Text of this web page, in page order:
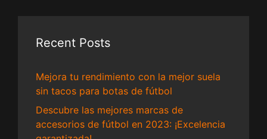
Recent Posts
Mejora tu rendimiento con la mejor suela
sin tacos para botas de fútbol
Descubre las mejores marcas de
accesorios de fútbol en 2023: ¡Excelencia